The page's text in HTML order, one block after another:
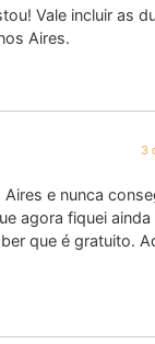
Vale incluir as
Aires.
3
e nunca
agora fiquei
que é gratuito.